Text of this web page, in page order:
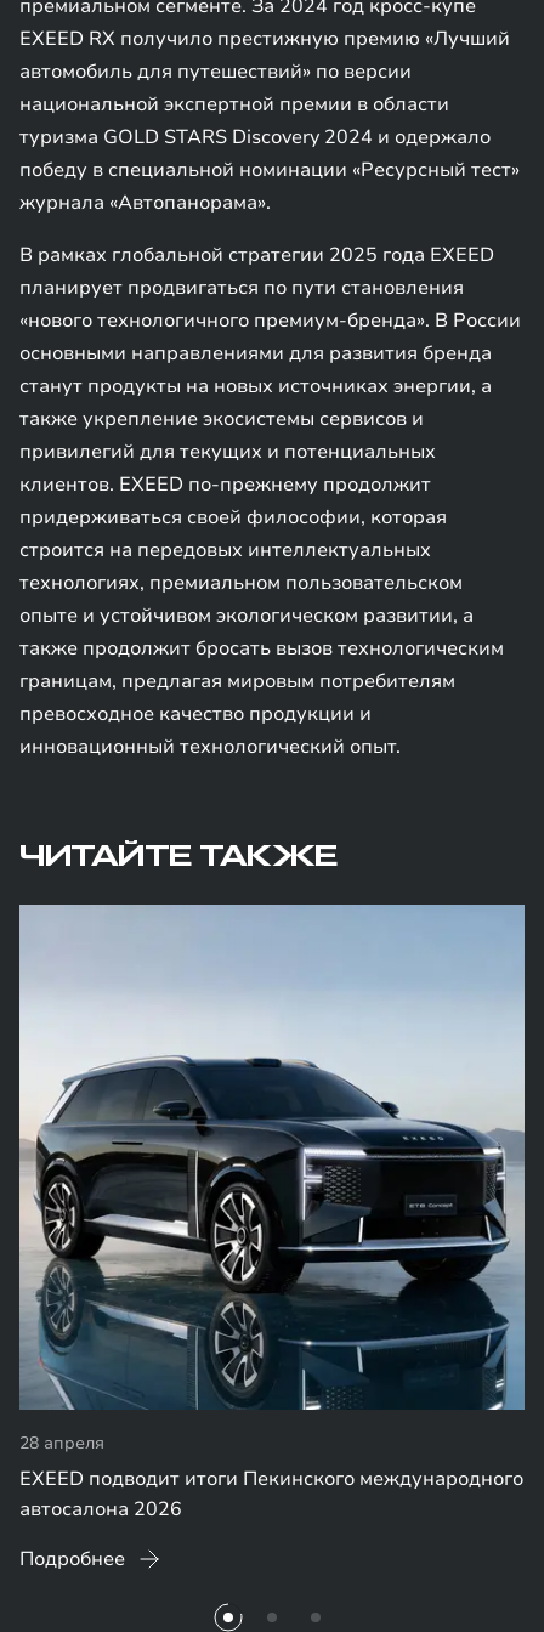
премиальном сегменте. За 2024 год кросс-купе
EXEED RX получило престижную премию «Лучший
автомобиль для путешествий» по версии
национальной экспертной премии в области
туризма GOLD STARS Discovery 2024 и одержало
победу в специальной номинации «Ресурсный тест»
журнала «Автопанорама».
В рамках глобальной стратегии 2025 года EXEED
планирует продвигаться по пути становления
«нового технологичного премиум-бренда». В России
основными направлениями для развития бренда
станут продукты на новых источниках энергии, а
также укрепление экосистемы сервисов и
привилегий для текущих и потенциальных
клиентов. EXEED по-прежнему продолжит
придерживаться своей философии, которая
строится на передовых интеллектуальных
технологиях, премиальном пользовательском
опыте и устойчивом экологическом развитии, а
также продолжит бросать вызов технологическим
границам, предлагая мировым потребителям
превосходное качество продукции и
инновационный технологический опыт.
ЧИТАЙТЕ ТАКЖЕ
28 апреля
EXEED подводит итоги Пекинского международного
автосалона 2026
Подробнее